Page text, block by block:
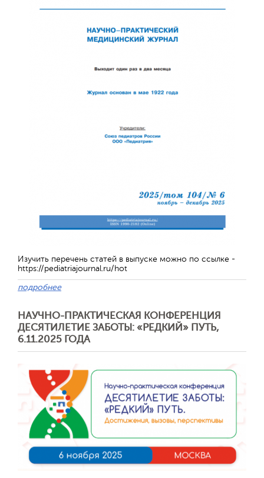
Изучить перечень статей в выпуске можно по ссылке -
https://pediatriajournal.ru/hot
подробнее
НАУЧНО-ПРАКТИЧЕСКАЯ КОНФЕРЕНЦИЯ
ДЕСЯТИЛЕТИЕ ЗАБОТЫ: «РЕДКИЙ» ПУТЬ,
6.11.2025 ГОДА